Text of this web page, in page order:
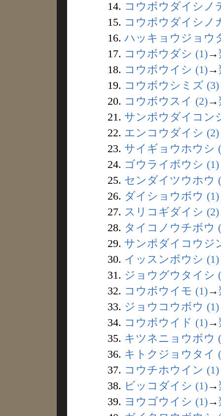
14. コウボウダイシノ
15. コウポウダイシノ
16. ハッキョウジョウ
17. コウボウダシ (1)→
18. コウボウイシ (1)→
19. コウボウシミズ (3)
20. コウボウスイ (2)→
21. サンポウダイコン
22. エンコウダイシ (2)
23. サイギョウホウシ
24. ゴウライボウシ (1)
25. センダイツウホウ
26. ダイショウボウ (1)
27. スリコギダイシ (2)
28. タイコノウチボウ
29. サンポダイコウジ
30. イッスンボウシ (1)
31. ジョウグウタイシ
32. コウボウイモ (1)→
33. ジョウコウボウ (1)
34. コウボウイド (1)→
35. キツネニョウボウ
36. キトクジョウタイ
37. コウチホウイン (1)
38. ビッコダイシ (1)→
39. ヨウゴウイシ (1)→